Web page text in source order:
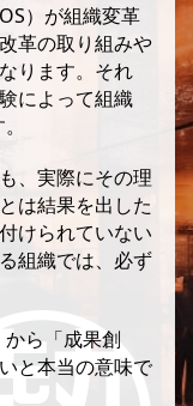
）が組織変革
革の取り組みや
ります。それ
によって組織
、実際にその理
は結果を出した
けられていない
組織では、必ず
ら「成果創
と本当の意味で